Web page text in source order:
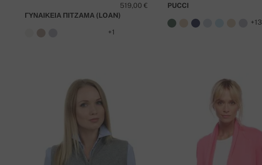
519,00 €
ΓΥΝΑΙΚΕΊΑ ΠΙΤΖΆΜΑ (LOAN)
+1
PUCCI
+13